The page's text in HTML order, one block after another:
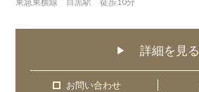
▶ 詳細を見る
お問い合わせ
お問い合わせ